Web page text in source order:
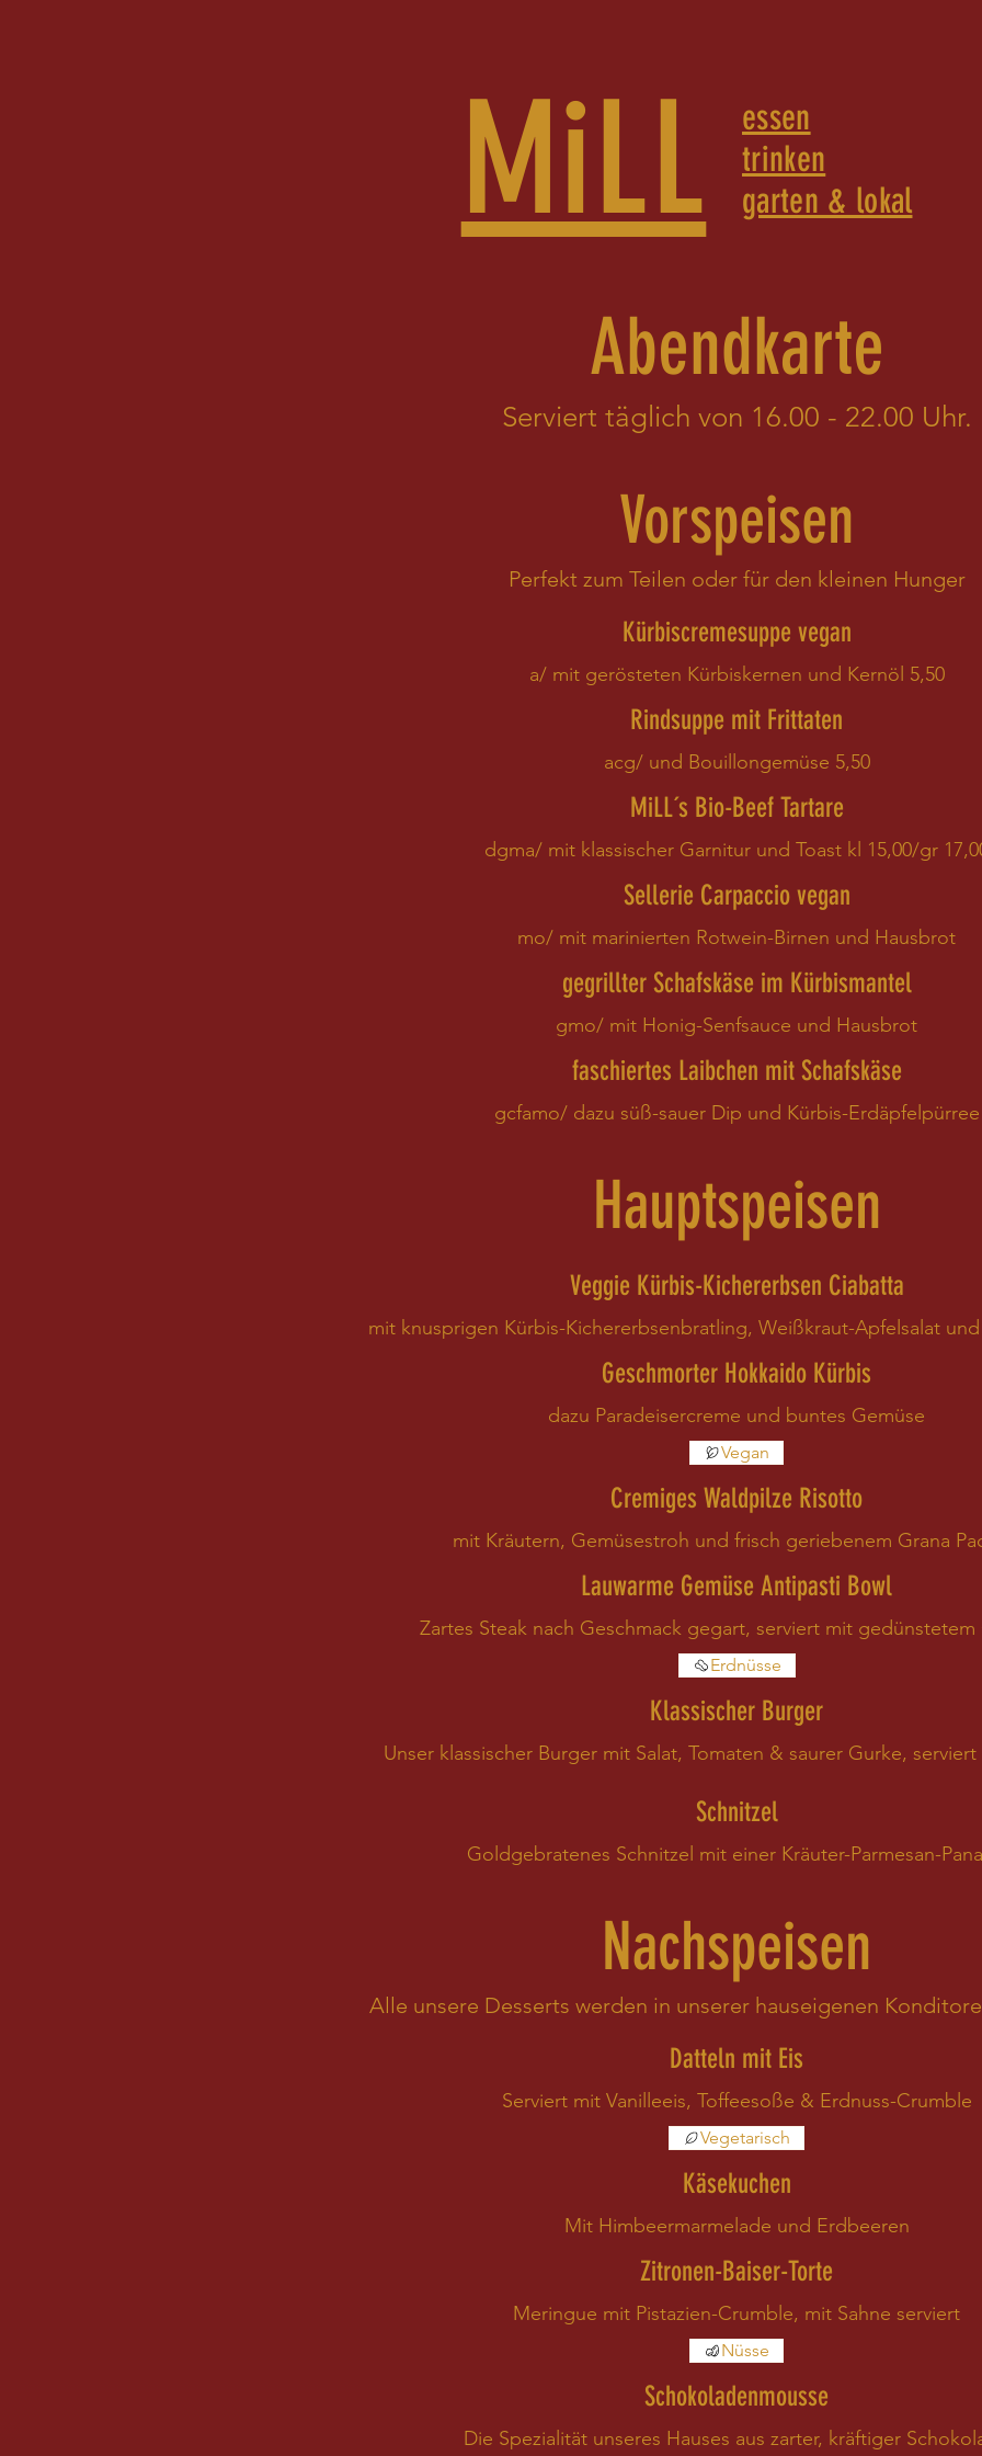
MiLL
essen
trinken
garten & lokal
Abendkarte
Serviert täglich von 16.00 - 22.00 Uhr.
Vorspeisen
Perfekt zum Teilen oder für den kleinen Hunger
Kürbiscremesuppe vegan
a/ mit gerösteten Kürbiskernen und Kernöl 5,50
Rindsuppe mit Frittaten
acg/ und Bouillongemüse 5,50
MiLL´s Bio-Beef Tartare
dgma/ mit klassischer Garnitur und Toast kl 15,00/gr
Sellerie Carpaccio vegan
mo/ mit marinierten Rotwein-Birnen und Hausbrot
gegrillter Schafskäse im Kürbismantel
gmo/ mit Honig-Senfsauce und Hausbrot
faschiertes Laibchen mit Schafskäse
gcfamo/ dazu süß-sauer Dip und Kürbis-Erdäpfelpürree
Hauptspeisen
Veggie Kürbis-Kichererbsen Ciabatta
mit knusprigen Kürbis-Kichererbsenbratling, Weißkraut-Apfelsalat
Geschmorter Hokkaido Kürbis
dazu Paradeisercreme und buntes Gemüse
Vegan
Cremiges Waldpilze Risotto
mit Kräutern, Gemüsestroh und frisch geriebenem Grana
Lauwarme Gemüse Antipasti Bowl
Zartes Steak nach Geschmack gegart, serviert mit gedünstetem
Erdnüsse
Klassischer Burger
Unser klassischer Burger mit Salat, Tomaten & saurer Gurke,
Schnitzel
Goldgebratenes Schnitzel mit einer Kräuter-Parmesan-
Nachspeisen
Alle unsere Desserts werden in unserer hauseigenen
Datteln mit Eis
Serviert mit Vanilleeis, Toffeesoße & Erdnuss-Crumble
Vegetarisch
Käsekuchen
Mit Himbeermarmelade und Erdbeeren
Zitronen-Baiser-Torte
Meringue mit Pistazien-Crumble, mit Sahne serviert
Nüsse
Schokoladenmousse
Die Spezialität unseres Hauses aus zarter, kräftiger